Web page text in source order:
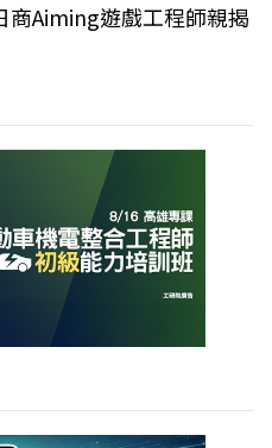
商Aiming遊戲工程師親揭